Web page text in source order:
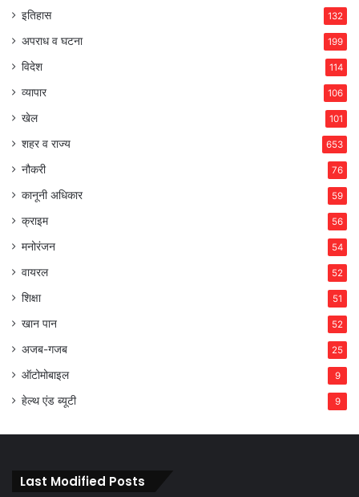
इतिहास 132
अपराध व घटना 199
विदेश 114
व्यापार 106
खेल 101
शहर व राज्य 653
नौकरी 76
कानूनी अधिकार 59
क्राइम 56
मनोरंजन 54
वायरल 52
शिक्षा 51
खान पान 52
अजब-गजब 25
ऑटोमोबाइल 9
हेल्थ एंड ब्यूटी 9
Last Modified Posts